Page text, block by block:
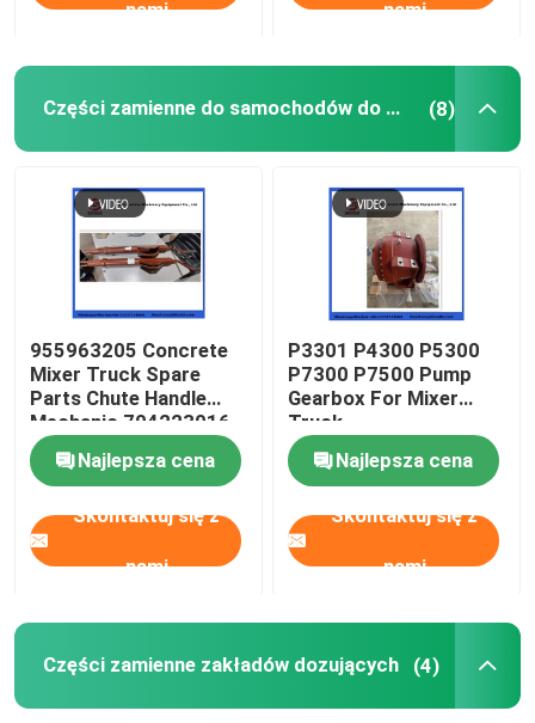
Części pomp betonowych Schwing
Części zamienne zakładów dozujących
Pompa betonowa łokieć
węże gumowe z pompy betonowej
Połączenie zacisków pompy betonowej
Kulka do czyszczenia pompy do betonu
nami nami
Części zamienne do samochodów do mieszania betonu (8)
955963205 Concrete
Mixer Truck Spare
Parts Chute Handle
Mechanic 704223016
Najlepsza cena
Skontaktuj się z
nami
P3301 P4300 P5300
P7300 P7500 Pump
Gearbox For Mixer
Truck
Najlepsza cena
Skontaktuj się z
nami
Części zamienne zakładów dozujących (4)